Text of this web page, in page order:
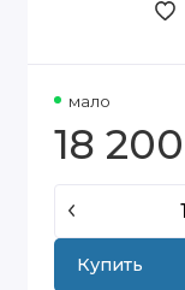
мало
18 200
Купить